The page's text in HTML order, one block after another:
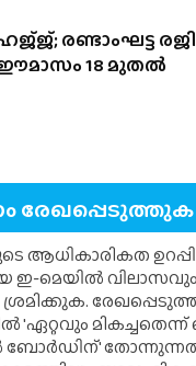
രണ്ടാംഘട്ട
18 മുതൽ
രേഖപ്പെടുത്തുക
ആധികാരികത
ഇ-മെയിൽ
'ഏറ്റവും
ബോർഡിന്'